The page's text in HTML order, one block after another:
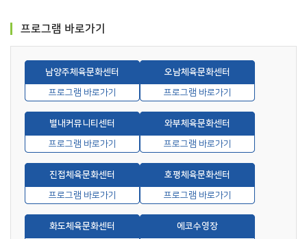
프로그램 바로가기
남양주체육문화센터
프로그램 바로가기
오남체육문화센터
프로그램 바로가기
별내커뮤니티센터
프로그램 바로가기
와부체육문화센터
프로그램 바로가기
진접체육문화센터
프로그램 바로가기
호평체육문화센터
프로그램 바로가기
화도체육문화센터 에코수영장